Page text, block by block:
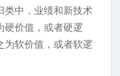
类中，业绩和新技术
硬价值，或者硬逻
为软价值，或者软逻